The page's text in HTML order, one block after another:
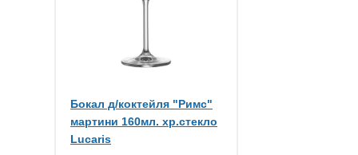
Бокал д/коктейля "Римс"
мартини 160мл. хр.стекло
Lucaris